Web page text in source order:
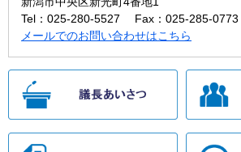
Tel：025-280-5527
Fax：025-285-0773
メールでのお問い合わせはこちら